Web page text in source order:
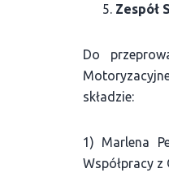
Zespół
Do
składzie:
1) Marlena
Współpracy